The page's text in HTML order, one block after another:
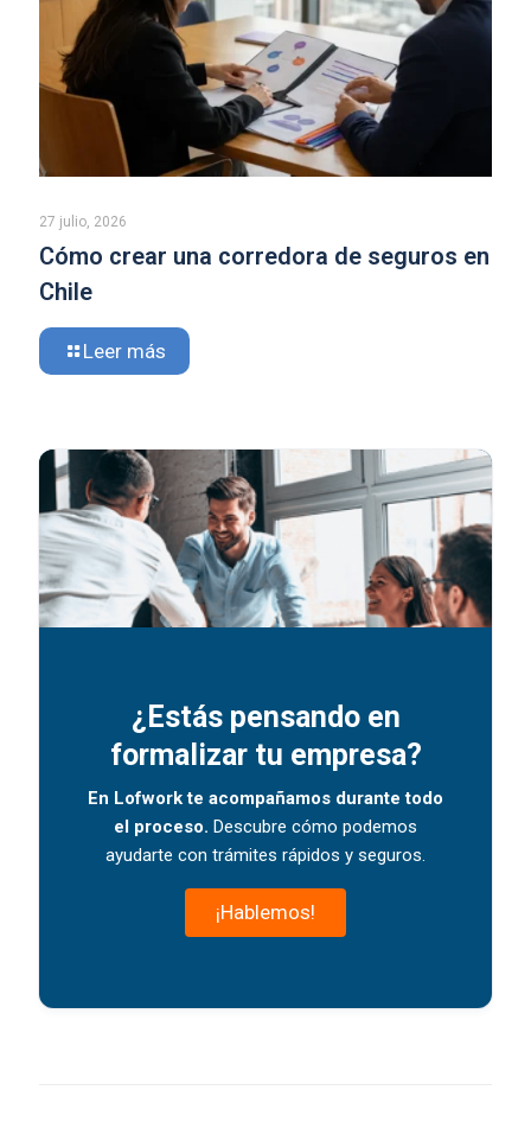
27 julio, 2026
Cómo crear una corredora de seguros en
Chile
Leer más
¿Estás pensando en
formalizar tu empresa?
En Lofwork te acompañamos durante todo
el proceso. Descubre cómo podemos
ayudarte con trámites rápidos y seguros.
¡Hablemos!